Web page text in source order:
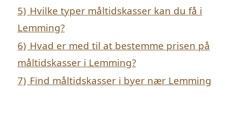
5) Hvilke typer måltidskasser kan du få i
Lemming?
6) Hvad er med til at bestemme prisen på
måltidskasser i Lemming?
7) Find måltidskasser i byer nær Lemming